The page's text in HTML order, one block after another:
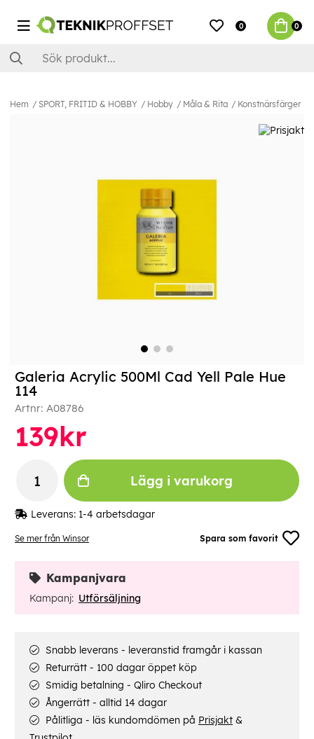
0 0
Hem SPORT, FRITID & HOBBY Hobby Måla & Rita Konstnärsfärger
Se mer från Winsor Spara som favorit
Galeria Acrylic 500Ml Cad Yell Pale Hue
114
Artnr: A08786
139kr
Lägg i varukorg
Leverans: 1-4 arbetsdagar
Kampanjvara
Kampanj: Utförsäljning
Snabb leverans - leveranstid framgår i kassan
Returrätt - 100 dagar öppet köp
Smidig betalning - Qliro Checkout
Ångerrätt - alltid 14 dagar
Pålitliga - läs kundomdömen på Prisjakt &